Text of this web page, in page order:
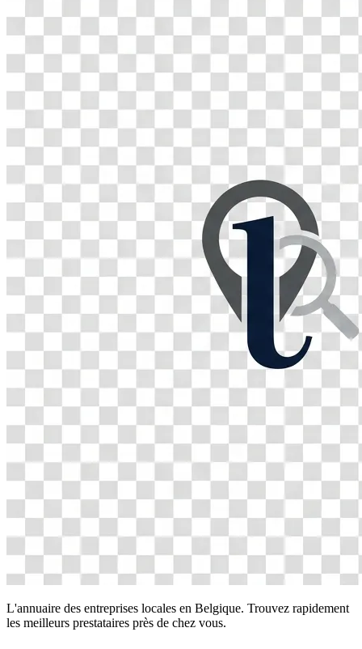
L'annuaire des entreprises locales en Belgique. Trouvez rapidement
les meilleurs prestataires près de chez vous.